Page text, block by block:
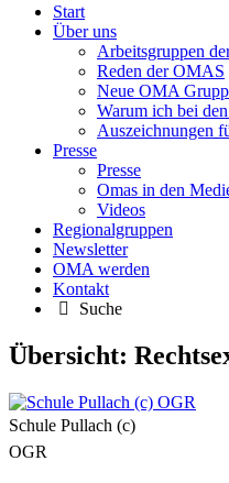
Start
Über uns
Arbeitsgruppen
Reden der OMAS
Neue OMA
Warum ich bei
Auszeichnungen
Presse
Presse
Omas in den
Videos
Regionalgruppen
Newsletter
OMA werden
Kontakt
Suche
Übersicht:
Schule Pullach (c)
OGR